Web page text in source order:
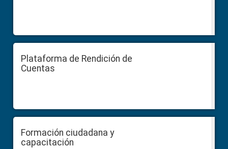
Plataforma de Rendición de
Cuentas
Formación ciudadana y
capacitación